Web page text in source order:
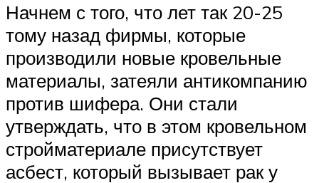
Начнем с того, что лет так 20-25
тому назад фирмы, которые
производили новые кровельные
материалы, затеяли антикомпанию
против шифера. Они стали
утверждать, что в этом кровельном
стройматериале присутствует
асбест, который вызывает рак у